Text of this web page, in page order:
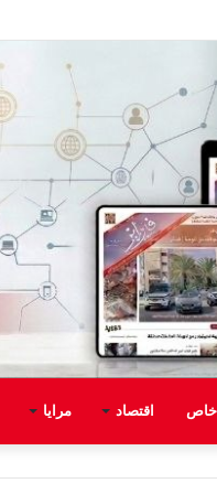
خاص اقتصاد مرايا